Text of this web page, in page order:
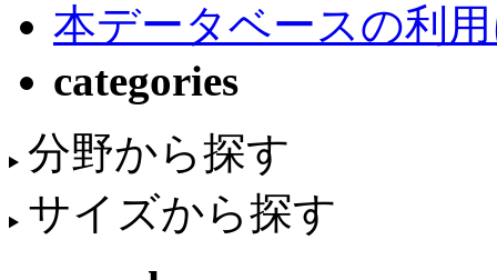
本データベースの利
categories
分野から探す
サイズから探す